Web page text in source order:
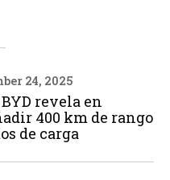
24, 2025
revela en
400 km de rango
de carga